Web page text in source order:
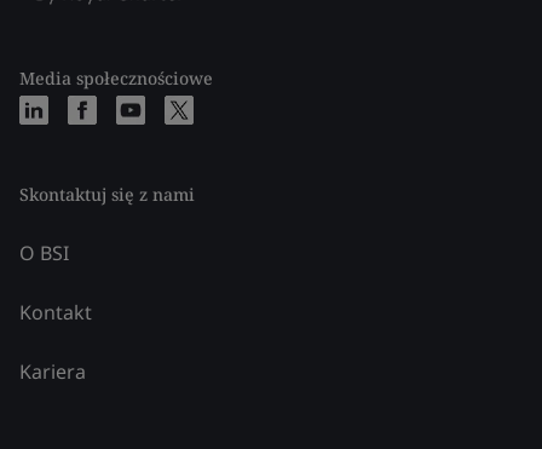
Media społecznościowe
Skontaktuj się z nami
O BSI
Kontakt
Kariera